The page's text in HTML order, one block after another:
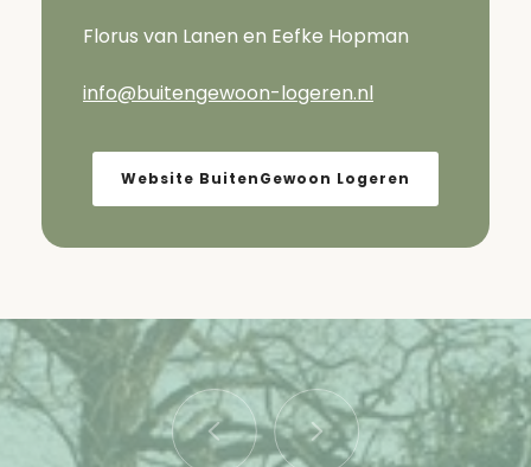
Florus van Lanen en Eefke Hopman
info@buitengewoon-logeren.nl
Website BuitenGewoon Logeren